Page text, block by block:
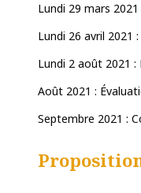
Lundi 29 mars
Lundi 26 avril 2021
Lundi 2 août 2021
Août 2021 :
Septembre 2021 :